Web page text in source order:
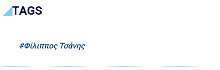
TAGS
Φίλιππος Τσάνης